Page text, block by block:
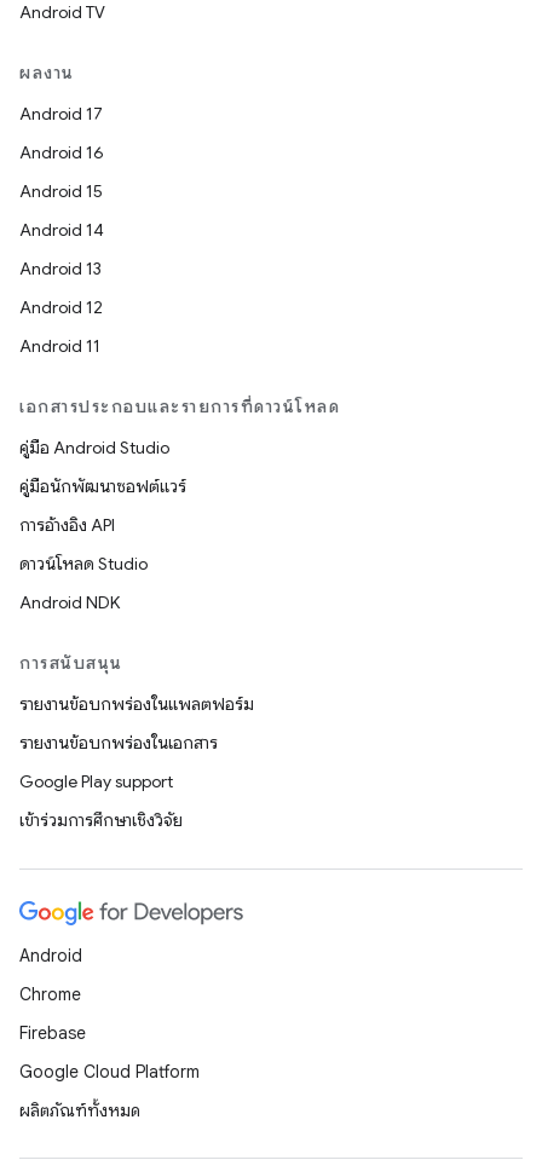
Android TV
ผลงาน
Android 17
Android 16
Android 15
Android 14
Android 13
Android 12
Android 11
เอกสารประกอบและรายการที่ดาวน์โหลด
คู่มือ Android Studio
คู่มือนักพัฒนาซอฟต์แวร์
การอ้างอิง API
ดาวน์โหลด Studio
Android NDK
การสนับสนุน
รายงานข้อบกพร่องในแพลตฟอร์ม
รายงานข้อบกพร่องในเอกสาร
Google Play support
เข้าร่วมการศึกษาเชิงวิจัย
Android
Chrome
Firebase
Google Cloud Platform
ผลิตภัณฑ์ทั้งหมด